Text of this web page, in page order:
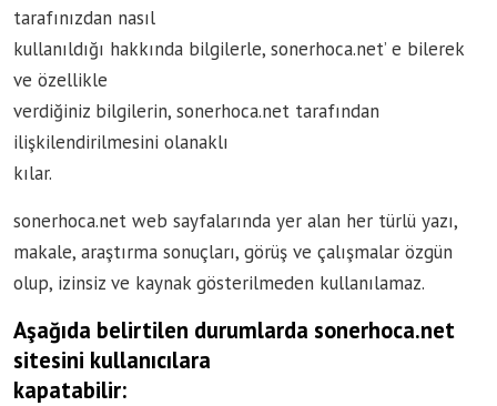
tarafınızdan nasıl
kullanıldığı hakkında bilgilerle, sonerhoca.net’ e bilerek
ve özellikle
verdiğiniz bilgilerin, sonerhoca.net tarafından
ilişkilendirilmesini olanaklı
kılar.
sonerhoca.net web sayfalarında yer alan her türlü yazı,
makale, araştırma sonuçları, görüş ve çalışmalar özgün
olup, izinsiz ve kaynak gösterilmeden kullanılamaz.
Aşağıda belirtilen durumlarda sonerhoca.net
sitesini kullanıcılara
kapatabilir: